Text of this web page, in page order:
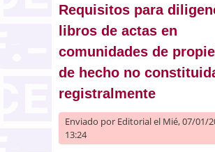
régimen de propiedad
Requisitos para
libros de actas en
comunidades de
de hecho no
registralmente
Enviado por Editorialel Mié, 07/01/
13:24